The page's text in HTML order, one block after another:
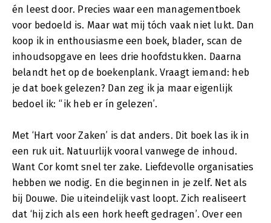
én leest door. Precies waar een managementboek
voor bedoeld is. Maar wat mij tóch vaak niet lukt. Dan
koop ik in enthousiasme een boek, blader, scan de
inhoudsopgave en lees drie hoofdstukken. Daarna
belandt het op de boekenplank. Vraagt iemand: heb
je dat boek gelezen? Dan zeg ik ja maar eigenlijk
bedoel ik: “ik heb er ín gelezen’.
Met ‘Hart voor Zaken’ is dat anders. Dit boek las ik in
een ruk uit. Natuurlijk vooral vanwege de inhoud.
Want Cor komt snel ter zake. Liefdevolle organisaties
hebben we nodig. En die beginnen in je zelf. Net als
bij Douwe. Die uiteindelijk vast loopt. Zich realiseert
dat ‘hij zich als een hork heeft gedragen’. Over een